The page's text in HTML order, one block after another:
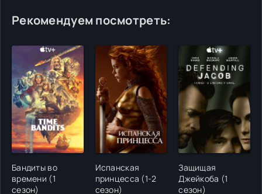
Рекомендуем посмотреть:
Бандиты во
времени (1
сезон)
Испанская
принцесса (1-2
сезон)
Защищая
Джейкоба (1
сезон)